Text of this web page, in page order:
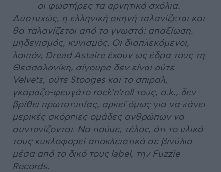
οι φωστήρες τα αρνητικά σχόλια.
Δυστυχώς, η ελληνική σκηνή ταλανίζεται και
θα ταλανίζεται από τα γνωστά: απαξίωση,
μηδενισμός, κυνισμός. Οι διαπλεκόμενοι,
λοιπόν, Dread Astaire έχουν ως έδρα τους τη
Θεσσαλονίκη, σίγουρα δεν είναι ούτε
Velvets, ούτε Stooges και το σπιραλ,
γκαραζο-φευγάτο rock'n'roll τους, o.k., δεν
βρίθει πρωτοτυπίας, αρκεί όμως για να κάνει
μερικές σκόρπιες ομάδες ανθρώπων να
συντονίζονται. Να πούμε, τέλος, ότι το υλικό
τους κυκλοφορεί αποκλειστικά σε βινύλιο
μέσα από το δικό τους label, την Fuzzie
Records.